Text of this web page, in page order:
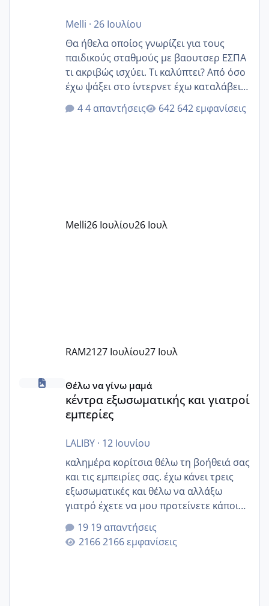
Melli · 26 Ιουλίου
Θα ήθελα οποίος γνωρίζει για τους
παιδικούς σταθμούς με βαουτσερ ΕΣΠΑ
τι ακριβώς ισχύει. Τι καλύπτει? Από όσο
έχω ψάξει στο ίντερνετ έχω καταλάβει
ότι το βαουτσερ καλύπτει όλα τα
δίδακτρα και τα τροφεια του ιδιωτικού
Εγώ πήγα σε έναν ιδιωτικό παιδικό στ
4 απαντήσεις 642 εμφανίσεις
Melli26 Ιουλίου26 Ιουλ
RAM2127 Ιουλίου27 Ιουλ
κέντρα εξωσωματικής και γιατροί εμπερίες
Θέλω να γίνω μαμά
κέντρα εξωσωματικής και γιατροί
εμπερίες
LALIBY· 12 Ιουνίου
καλημέρα κορίτσια θέλω τη βοήθειά σας
και τις εμπειρίες σας. έχω κάνει τρεις
εξωσωματικές και θέλω να αλλάξω
γιατρό έχετε να μου προτείνετε κάποιον
που μείνατε ευχαριστημένες και είχατε
επιιτυχία? έκανα στο υγεία με τον
ζερβομανωλάκη (δεν το εψαξε καθόλου
19 απαντήσεις
2166 εμφανίσεις